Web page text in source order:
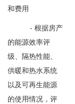
和费用
- 根据房产
的能源效率评
级、隔热性能、
供暖和热水系统
以及可再生能源
的使用情况，评